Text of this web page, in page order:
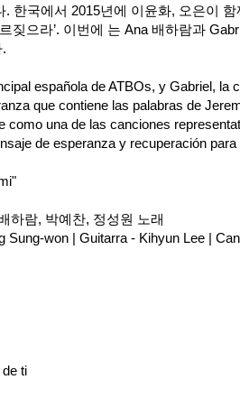
한국에서 2015년에 이윤화, 오은이
짖으라’. 이번에 는 Ana 배하람과
española de ATBOs, y Gabriel, la
que contiene las palabras de
como una de las canciones
de esperanza y recuperación
하람, 박예찬, 정성원 노래
won | Guitarra - Kihyun Lee |
ti